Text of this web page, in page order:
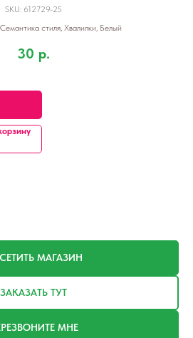
SKU: 612729-25
стиля, Хвалилки, Белый
30 р.
МАГАЗИН
ЗАКАЗАТЬ ТУТ
МНЕ